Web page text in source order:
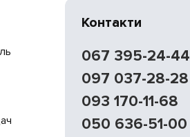
Контакти
067 395-24-44
097 037-28-28
093 170-11-68
050 636-51-00